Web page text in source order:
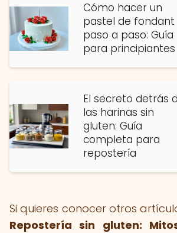
Cómo hacer un
pastel de fondant
paso a paso: Guía
para principiantes
El secreto detrás
las harinas sin
gluten: Guía
completa para
repostería
Si quieres conocer otros
Repostería sin gluten: